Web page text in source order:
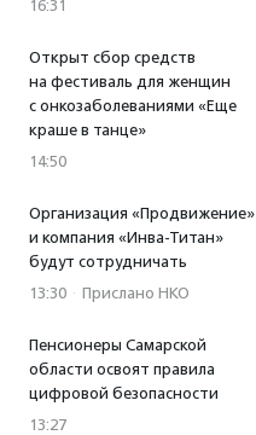
16:31
Открыт сбор средств
на фестиваль для женщин
с онкозаболеваниями «Еще
краше в танце»
14:50
Организация «Продвижение»
и компания «Инва-Титан»
будут сотрудничать
13:30 · Прислано НКО
Пенсионеры Самарской
области освоят правила
цифровой безопасности
13:27